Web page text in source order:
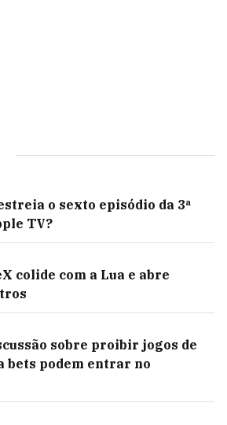
o sexto episódio da 3ª
TV?
colide com a Lua e abre
sobre proibir jogos de
bets podem entrar no